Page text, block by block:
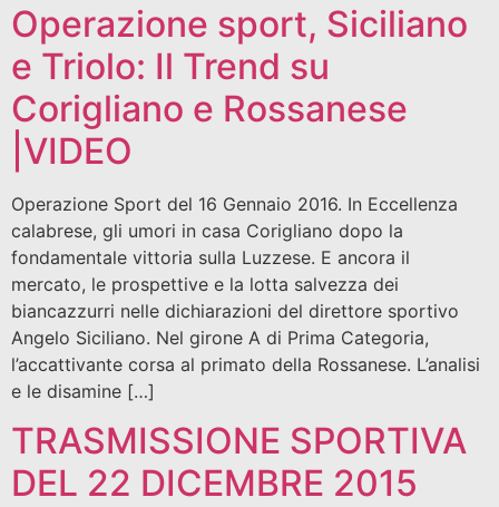
Operazione sport, Siciliano
e Triolo: Il Trend su
Corigliano e Rossanese
|VIDEO
Operazione Sport del 16 Gennaio 2016. In Eccellenza
calabrese, gli umori in casa Corigliano dopo la
fondamentale vittoria sulla Luzzese. E ancora il
mercato, le prospettive e la lotta salvezza dei
biancazzurri nelle dichiarazioni del direttore sportivo
Angelo Siciliano. Nel girone A di Prima Categoria,
l’accattivante corsa al primato della Rossanese. L’analisi
e le disamine […]
TRASMISSIONE SPORTIVA
DEL 22 DICEMBRE 2015